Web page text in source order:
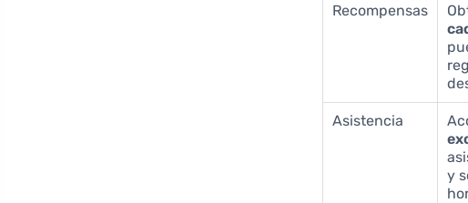
Recompensas
Asistencia
y